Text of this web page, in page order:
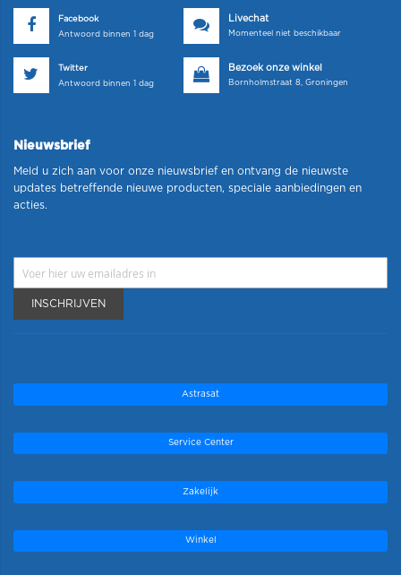
Facebook
Antwoord binnen 1 dag
Livechat
Momenteel niet beschikbaar
Twitter
Antwoord binnen 1 dag
Bezoek onze winkel
Bornholmstraat 8, Groningen
Nieuwsbrief
Meld u zich aan voor onze nieuwsbrief en ontvang de nieuwste
updates betreffende nieuwe producten, speciale aanbiedingen en
acties.
INSCHRIJVEN
Astrasat
Service Center
Zakelijk
Winkel